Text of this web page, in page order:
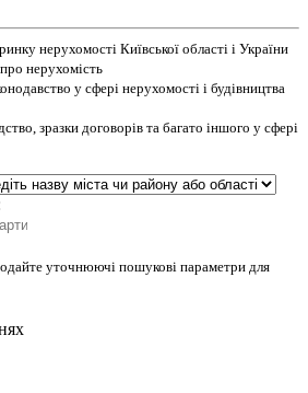
нерухомості Київської області і України
про нерухомість
у сфері нерухомості і будівництва
зразки договорів та багато іншого у сфері
уточнюючі пошукові параметри для